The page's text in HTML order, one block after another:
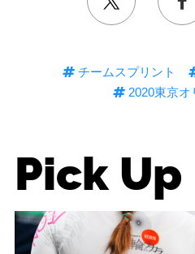
チームスプリント
2020東京オ
Pick Up